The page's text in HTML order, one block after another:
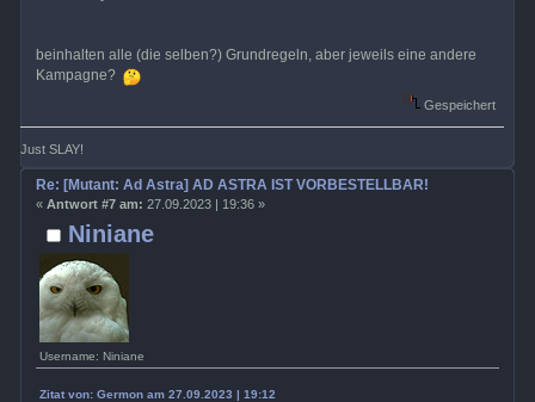
beinhalten alle (die selben?) Grundregeln, aber jeweils eine andere
Kampagne?
Gespeichert
Just SLAY!
Niniane
Username: Niniane
Re: [Mutant: Ad Astra] AD ASTRA IST VORBESTELLBAR!
« Antwort #7 am: 27.09.2023 | 19:36 »
Zitat von: Germon am 27.09.2023 | 19:12